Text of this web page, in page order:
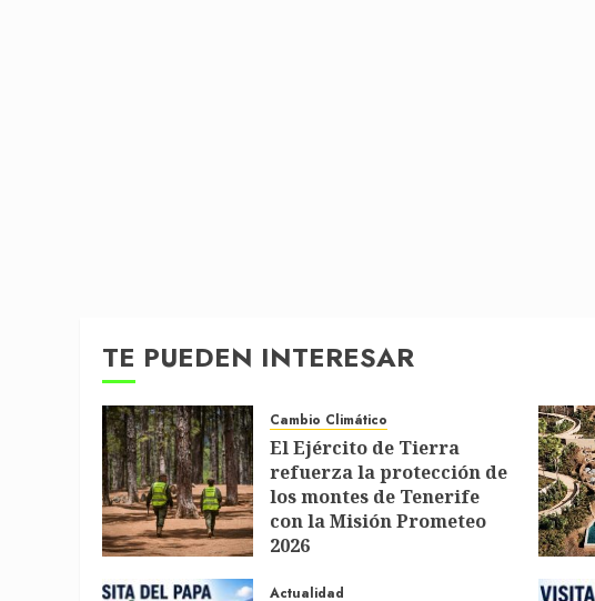
TE PUEDEN INTERESAR
Cambio Climático
El Ejército de Tierra
refuerza la protección de
los montes de Tenerife
con la Misión Prometeo
2026
Actualidad